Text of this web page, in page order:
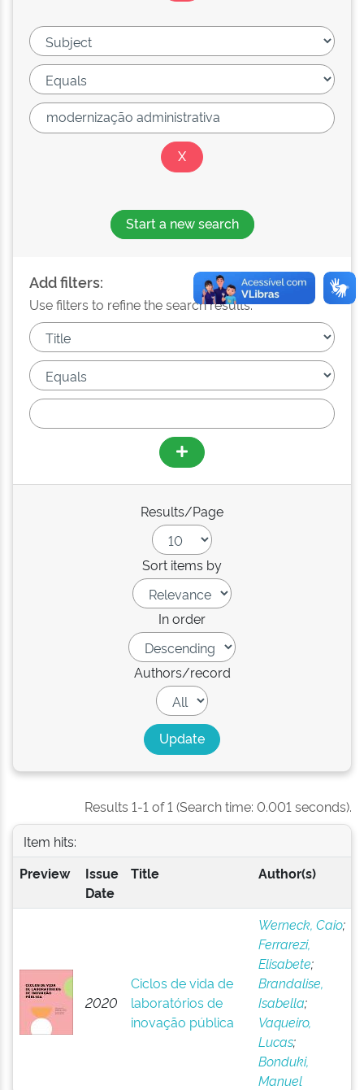
Start a new search
Add filters:
Use filters to refine the search results.
Results/Page
Sort items by
In order
Authors/record
Results 1-1 of 1 (Search time: 0.001 seconds).
Item hits:
Preview
Issue
Date
Title Author(s)
2020
Ciclos de vida de
laboratórios de
inovação pública
Werneck, Caio;
Ferrarezi,
Elisabete;
Brandalise,
Isabella;
Vaqueiro,
Lucas;
Bonduki,
Manuel